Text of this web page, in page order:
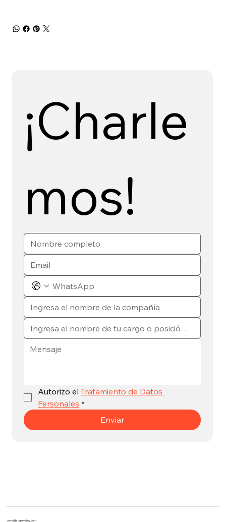
¡Charle
mos!
Autorizo el Tratamiento de Datos
Personales *
Enviar
coma@sugarvalley.com